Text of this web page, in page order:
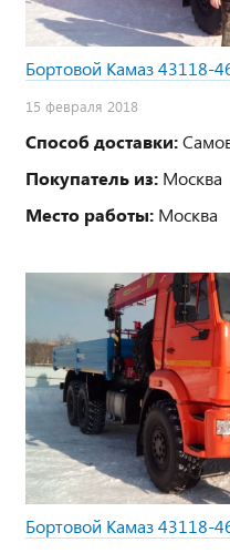
Бортовой Камаз 43118-
15 февраля 2018
Способ доставки:
Покупатель из: Москва
Место работы: Москва
Бортовой Камаз 43118-